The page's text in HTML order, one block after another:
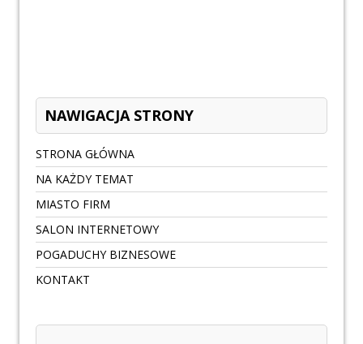
NAWIGACJA STRONY
STRONA GŁÓWNA
NA KAŻDY TEMAT
MIASTO FIRM
SALON INTERNETOWY
POGADUCHY BIZNESOWE
KONTAKT